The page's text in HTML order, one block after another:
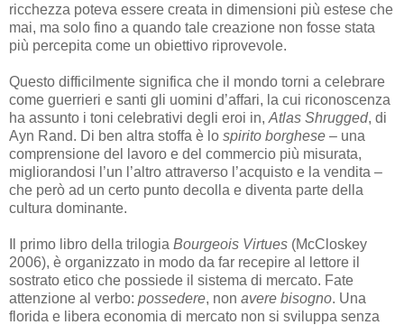
ricchezza poteva essere creata in dimensioni più estese che
mai, ma solo fino a quando tale creazione non fosse stata
più percepita come un obiettivo riprovevole.
Questo difficilmente significa che il mondo torni a celebrare
come guerrieri e santi gli uomini d’affari, la cui riconoscenza
ha assunto i toni celebrativi degli eroi in, Atlas Shrugged, di
Ayn Rand. Di ben altra stoffa è lo spirito borghese – una
comprensione del lavoro e del commercio più misurata,
migliorandosi l’un l’altro attraverso l’acquisto e la vendita –
che però ad un certo punto decolla e diventa parte della
cultura dominante.
Il primo libro della trilogia Bourgeois Virtues (McCloskey
2006), è organizzato in modo da far recepire al lettore il
sostrato etico che possiede il sistema di mercato. Fate
attenzione al verbo: possedere, non avere bisogno. Una
florida e libera economia di mercato non si sviluppa senza